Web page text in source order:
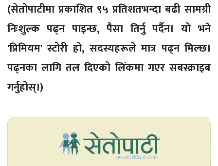
(सेतोपाटीमा प्रकाशित ९५ प्रतिशतभन्दा बढी सामग्री
निःशुल्क पढ्न पाइन्छ, पैसा तिर्नु पर्दैन। यो भने
'प्रिमियम' स्टोरी हो, सदस्यहरूले मात्र पढ्न मिल्छ।
पढ्नका लागि तल दिएको लिंकमा गएर सबस्क्राइब
गर्नुहोस्।)